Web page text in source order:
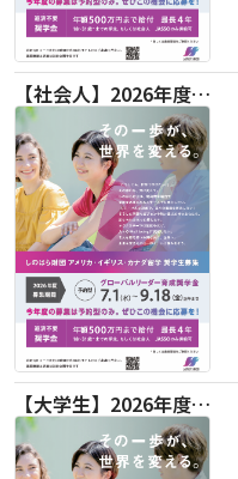
【社会人】2026年度 しのはら財団 アメリカ・イギリス・カナダ英語留学奨学金
【大学生】2026年度 しのはら財団 アメリカ・イギリス・カナダ英語留学奨学金